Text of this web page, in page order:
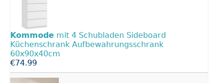
Kommode mit 4 Schubladen Sideboard
Küchenschrank Aufbewahrungsschrank
60x90x40cm
€74.99